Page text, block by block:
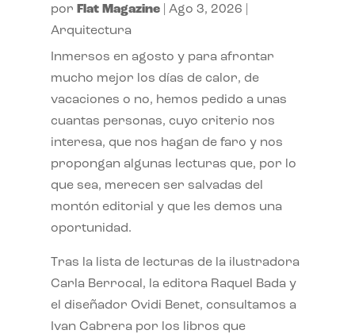
por Flat Magazine| Ago 3, 2026
Arquitectura
Inmersos en agosto y para afrontar
mucho mejor los días de calor, de
vacaciones o no, hemos pedido a unas
cuantas personas, cuyo criterio nos
interesa, que nos hagan de faro y nos
propongan algunas lecturas que, por lo
que sea, merecen ser salvadas del
montón editorial y que les demos una
oportunidad.
Tras la lista de lecturas de la ilustradora
Carla Berrocal, la editora Raquel Bada y
el diseñador Ovidi Benet, consultamos a
Ivan Cabrera por los libros que